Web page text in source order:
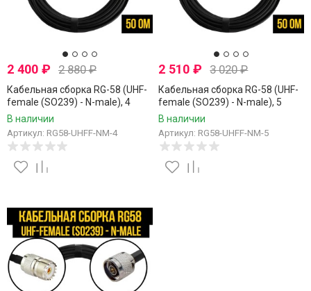
2 400 ₽ 2 880₽
Кабельная сборка RG-58 (UHF-
female (SO239) - N-male), 4
метра
В наличии
Артикул: RG58-UHFF-NM-4
2 510₽ 3 020₽
Кабельная сборка RG-58 (UHF-
female (SO239) - N-male), 5
метров
В наличии
Артикул: RG58-UHFF-NM-5